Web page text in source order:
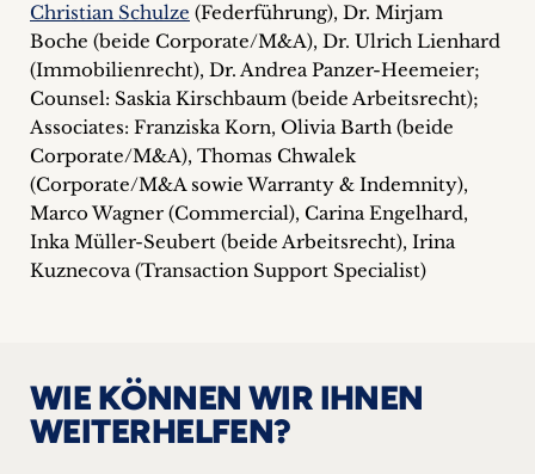
Christian Schulze (Federführung), Dr. Mirjam
Boche (beide Corporate/M&A), Dr. Ulrich Lienhard
(Immobilienrecht), Dr. Andrea Panzer-Heemeier;
Counsel: Saskia Kirschbaum (beide Arbeitsrecht);
Associates: Franziska Korn, Olivia Barth (beide
Corporate/M&A), Thomas Chwalek
(Corporate/M&A sowie Warranty & Indemnity),
Marco Wagner (Commercial), Carina Engelhard,
Inka Müller-Seubert (beide Arbeitsrecht), Irina
Kuznecova (Transaction Support Specialist)
WIE KÖNNEN WIR IHNEN
WEITERHELFEN?